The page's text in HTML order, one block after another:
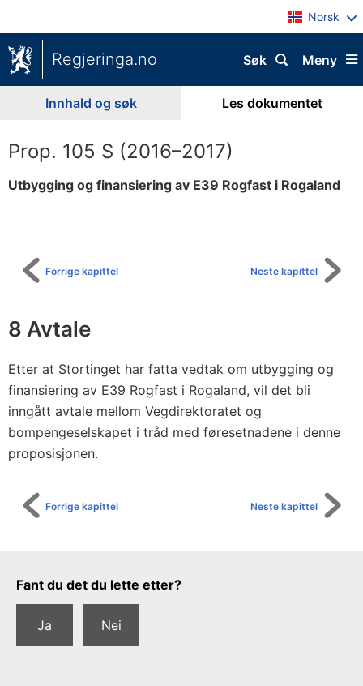
Norsk
Regjeringa.no Meny
Søk
Innhald og søk Les dokumentet
Prop. 105 S (2016–2017)
Utbygging og finansiering av E39 Rogfast i Rogaland
Neste kapittel
Forrige kapittel
8 Avtale
Etter at Stortinget har fatta vedtak om utbygging og
finansiering av E39 Rogfast i Rogaland, vil det bli
inngått avtale mellom Vegdirektoratet og
bompengeselskapet i tråd med føresetnadene i denne
proposisjonen.
Neste kapittel
Forrige kapittel
Tilbakemeldingsskjema
Fant du det du lette etter?
Ja Nei